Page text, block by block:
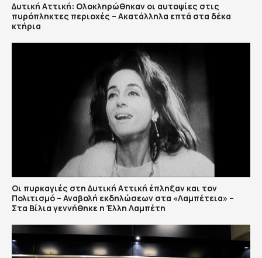
Δυτική Αττική: Ολοκληρώθηκαν οι αυτοψίες στις
πυρόπληκτες περιοχές – Ακατάλληλα επτά στα δέκα
κτήρια
Οι πυρκαγιές στη Δυτική Αττική έπληξαν και τον
Πολιτισμό – Αναβολή εκδηλώσεων στα «Λαμπέτεια» –
Στα Βίλια γεννήθηκε η Έλλη Λαμπέτη